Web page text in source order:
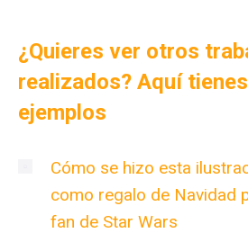
¿Quieres ver otros
realizados? Aquí
ejemplos
Cómo se hizo esta
como regalo de Navidad
fan de Star Wars